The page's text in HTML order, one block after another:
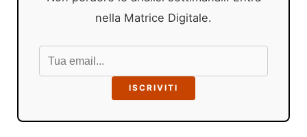
nella Matrice Digitale.
ISCRIVITI